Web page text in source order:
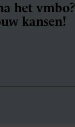
het vmbo?
kansen!